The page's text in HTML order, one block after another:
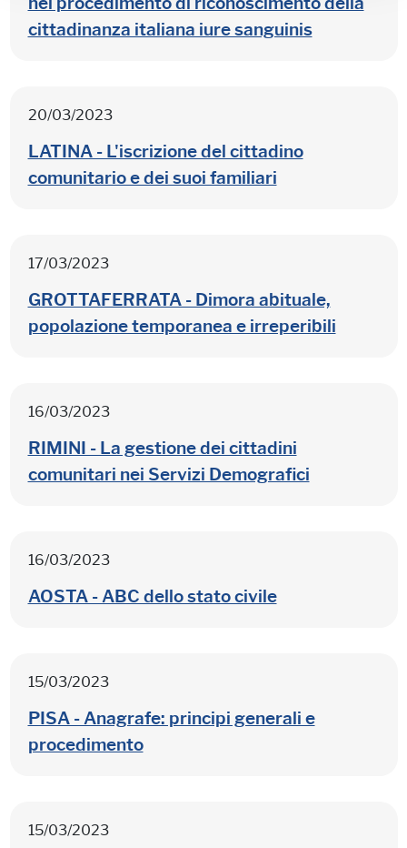
cittadinanza italiana iure sanguinis
20/03/2023
LATINA - L'iscrizione del cittadino
comunitario e dei suoi familiari
17/03/2023
GROTTAFERRATA - Dimora abituale,
popolazione temporanea e irreperibili
16/03/2023
RIMINI - La gestione dei cittadini
comunitari nei Servizi Demografici
16/03/2023
AOSTA - ABC dello stato civile
15/03/2023
PISA - Anagrafe: principi generali e
procedimento
15/03/2023